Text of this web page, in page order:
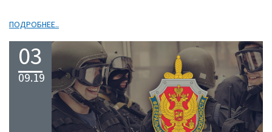
ПОДРОБНЕЕ..
03
09.19